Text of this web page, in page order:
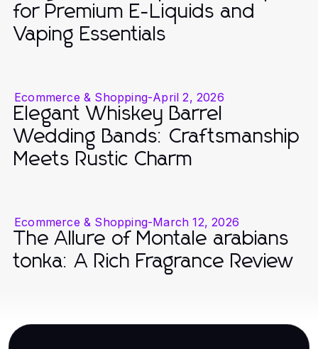
for Premium E-Liquids and
Vaping Essentials
Ecommerce & Shopping-April 2, 2026
Elegant Whiskey Barrel
Wedding Bands: Craftsmanship
Meets Rustic Charm
Ecommerce & Shopping-March 12, 2026
The Allure of Montale arabians
tonka: A Rich Fragrance Review